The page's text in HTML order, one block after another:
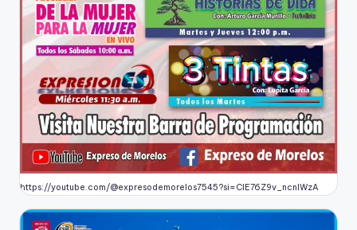
https://youtube.com/@expresodemorelos7545?si=CIE76Z9v_ncnlWzA